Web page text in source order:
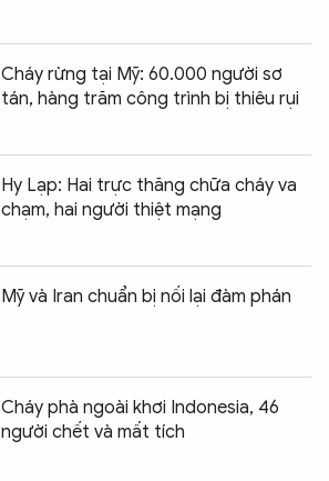
Cháy rừng tại Mỹ: 60.000 người sơ
tán, hàng trăm công trình bị thiêu rụi
Hy Lạp: Hai trực thăng chữa cháy va
chạm, hai người thiệt mạng
Mỹ và Iran chuẩn bị nối lại đàm phán
Cháy phà ngoài khơi Indonesia, 46
người chết và mất tích